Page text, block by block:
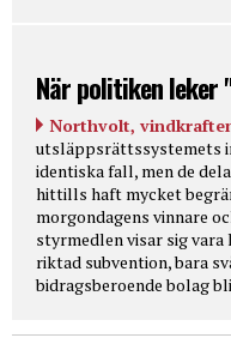
När politiken leker
Northvolt,
utsläppsrättssystemets
identiska fall, men de
hittills haft mycket
morgondagens vinnare
styrmedlen visar sig
riktad subvention, bara
bidragsberoende bolag